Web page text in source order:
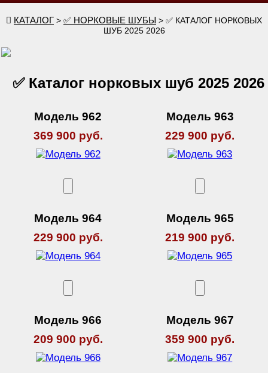
КАТАЛОГ > ✅ НОРКОВЫЕ ШУБЫ > ✅ КАТАЛОГ НОРКОВЫХ
ШУБ 2025 2026
✅ Каталог норковых шуб 2025 2026
Модель 962
369 900 руб.
Модель 963
229 900 руб.
Модель 964
229 900 руб.
Модель 965
219 900 руб.
Модель 966
209 900 руб.
Модель 967
359 900 руб.